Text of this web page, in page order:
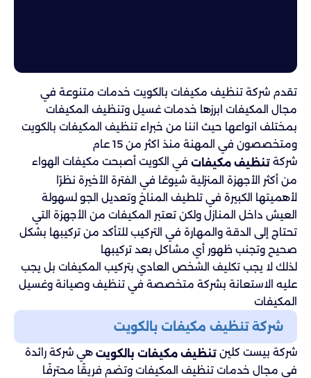
تقدم شركة تنظيف مكيفات بالكويت خدمات متنوعة في
مجال المكيفات ابرزها خدمات غسيل وتنظيف المكيفات
بمختلف انواعها حيث اننا من خبراء تنظيف المكيفات بالكويت
ومتخصصون في المهنة منذ اكثر من 15 عام
شركة تنظيف مكيفات في الكويت أصبحت مكيفات الهواء
من أكثر الأجهزة المنزلية شيوعًا في الفترة الأخيرة نظرًا
لأهميتها الكبيرة في تلطيف المناخ وتعديل الجو لسهولة
العيش داخل المنازل ولكن تعتبر المكيفات من الأجهزة التي
تحتاج إلى الدقة والمهارة في التركيب للتأكد من تركيبها بشكل
صحيح وتجنب ظهور أي مشاكل بعد تركيبها
لذلك لا يجب تكليف الشخص العادي بتركيب المكيفات بل يجب
عليه الاستعانة بشركة متخصصة في تنظيف وصيانة وغسيل
المكيفات
شركة تنظيف مكيفات بالكويت
شركة بيست كلين تنظيف مكيفات بالكويت هي شركة رائدة
في مجال خدمات تنظيف المكيفات وتضم فريقًا محترفًا